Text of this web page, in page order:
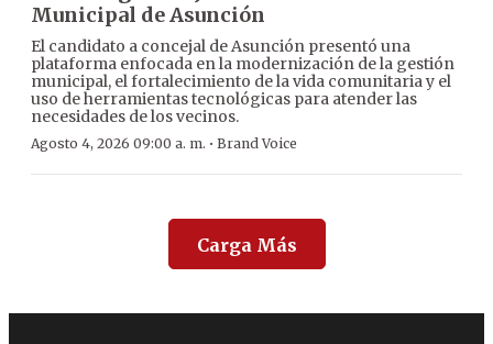
Municipal de Asunción
El candidato a concejal de Asunción presentó una
plataforma enfocada en la modernización de la gestión
municipal, el fortalecimiento de la vida comunitaria y el
uso de herramientas tecnológicas para atender las
necesidades de los vecinos.
Agosto 4, 2026 09:00 a. m. · Brand Voice
Carga Más